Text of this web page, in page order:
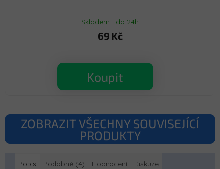
Skladem - do 24h
69 Kč
Koupit
ZOBRAZIT VŠECHNY SOUVISEJÍCÍ
PRODUKTY
Popis Podobné (4) Hodnocení Diskuze